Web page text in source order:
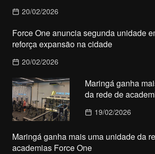
20/02/2026
Force One anuncia segunda unidade
reforça expansão na cidade
20/02/2026
Maringá ganha
da rede de
19/02/2026
Maringá ganha mais uma unidade da
academias Force One